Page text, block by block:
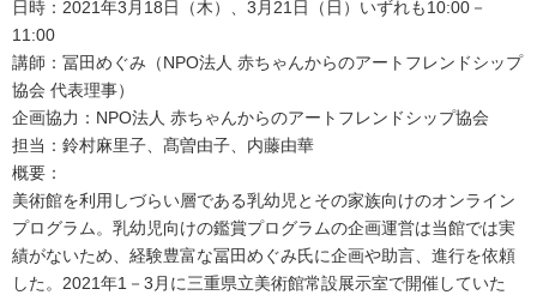
日時：2021年3月18日（木）、3月21日（日）いずれも10:00－
11:00
講師：冨田めぐみ（NPO法人 赤ちゃんからのアートフレンドシップ
協会 代表理事）
企画協力：NPO法人 赤ちゃんからのアートフレンドシップ協会
担当：鈴村麻里子、髙曽由子、内藤由華
概要：
美術館を利用しづらい層である乳幼児とその家族向けのオンライン
プログラム。乳幼児向けの鑑賞プログラムの企画運営は当館では実
績がないため、経験豊富な冨田めぐみ氏に企画や助言、進行を依頼
した。2021年1－3月に三重県立美術館常設展示室で開催していた